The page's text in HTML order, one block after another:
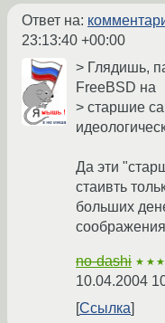
Ответ на:
23:13:40 +00:00
> Глядишь,
FreeBSD на
> старшие
Да эти
стаивть
больших
no-dashi
10.04.2004
Ссылка